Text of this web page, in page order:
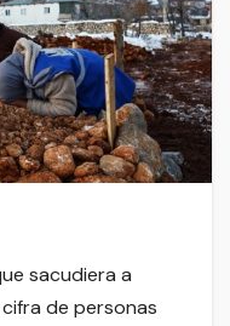
sacudiera a
de personas